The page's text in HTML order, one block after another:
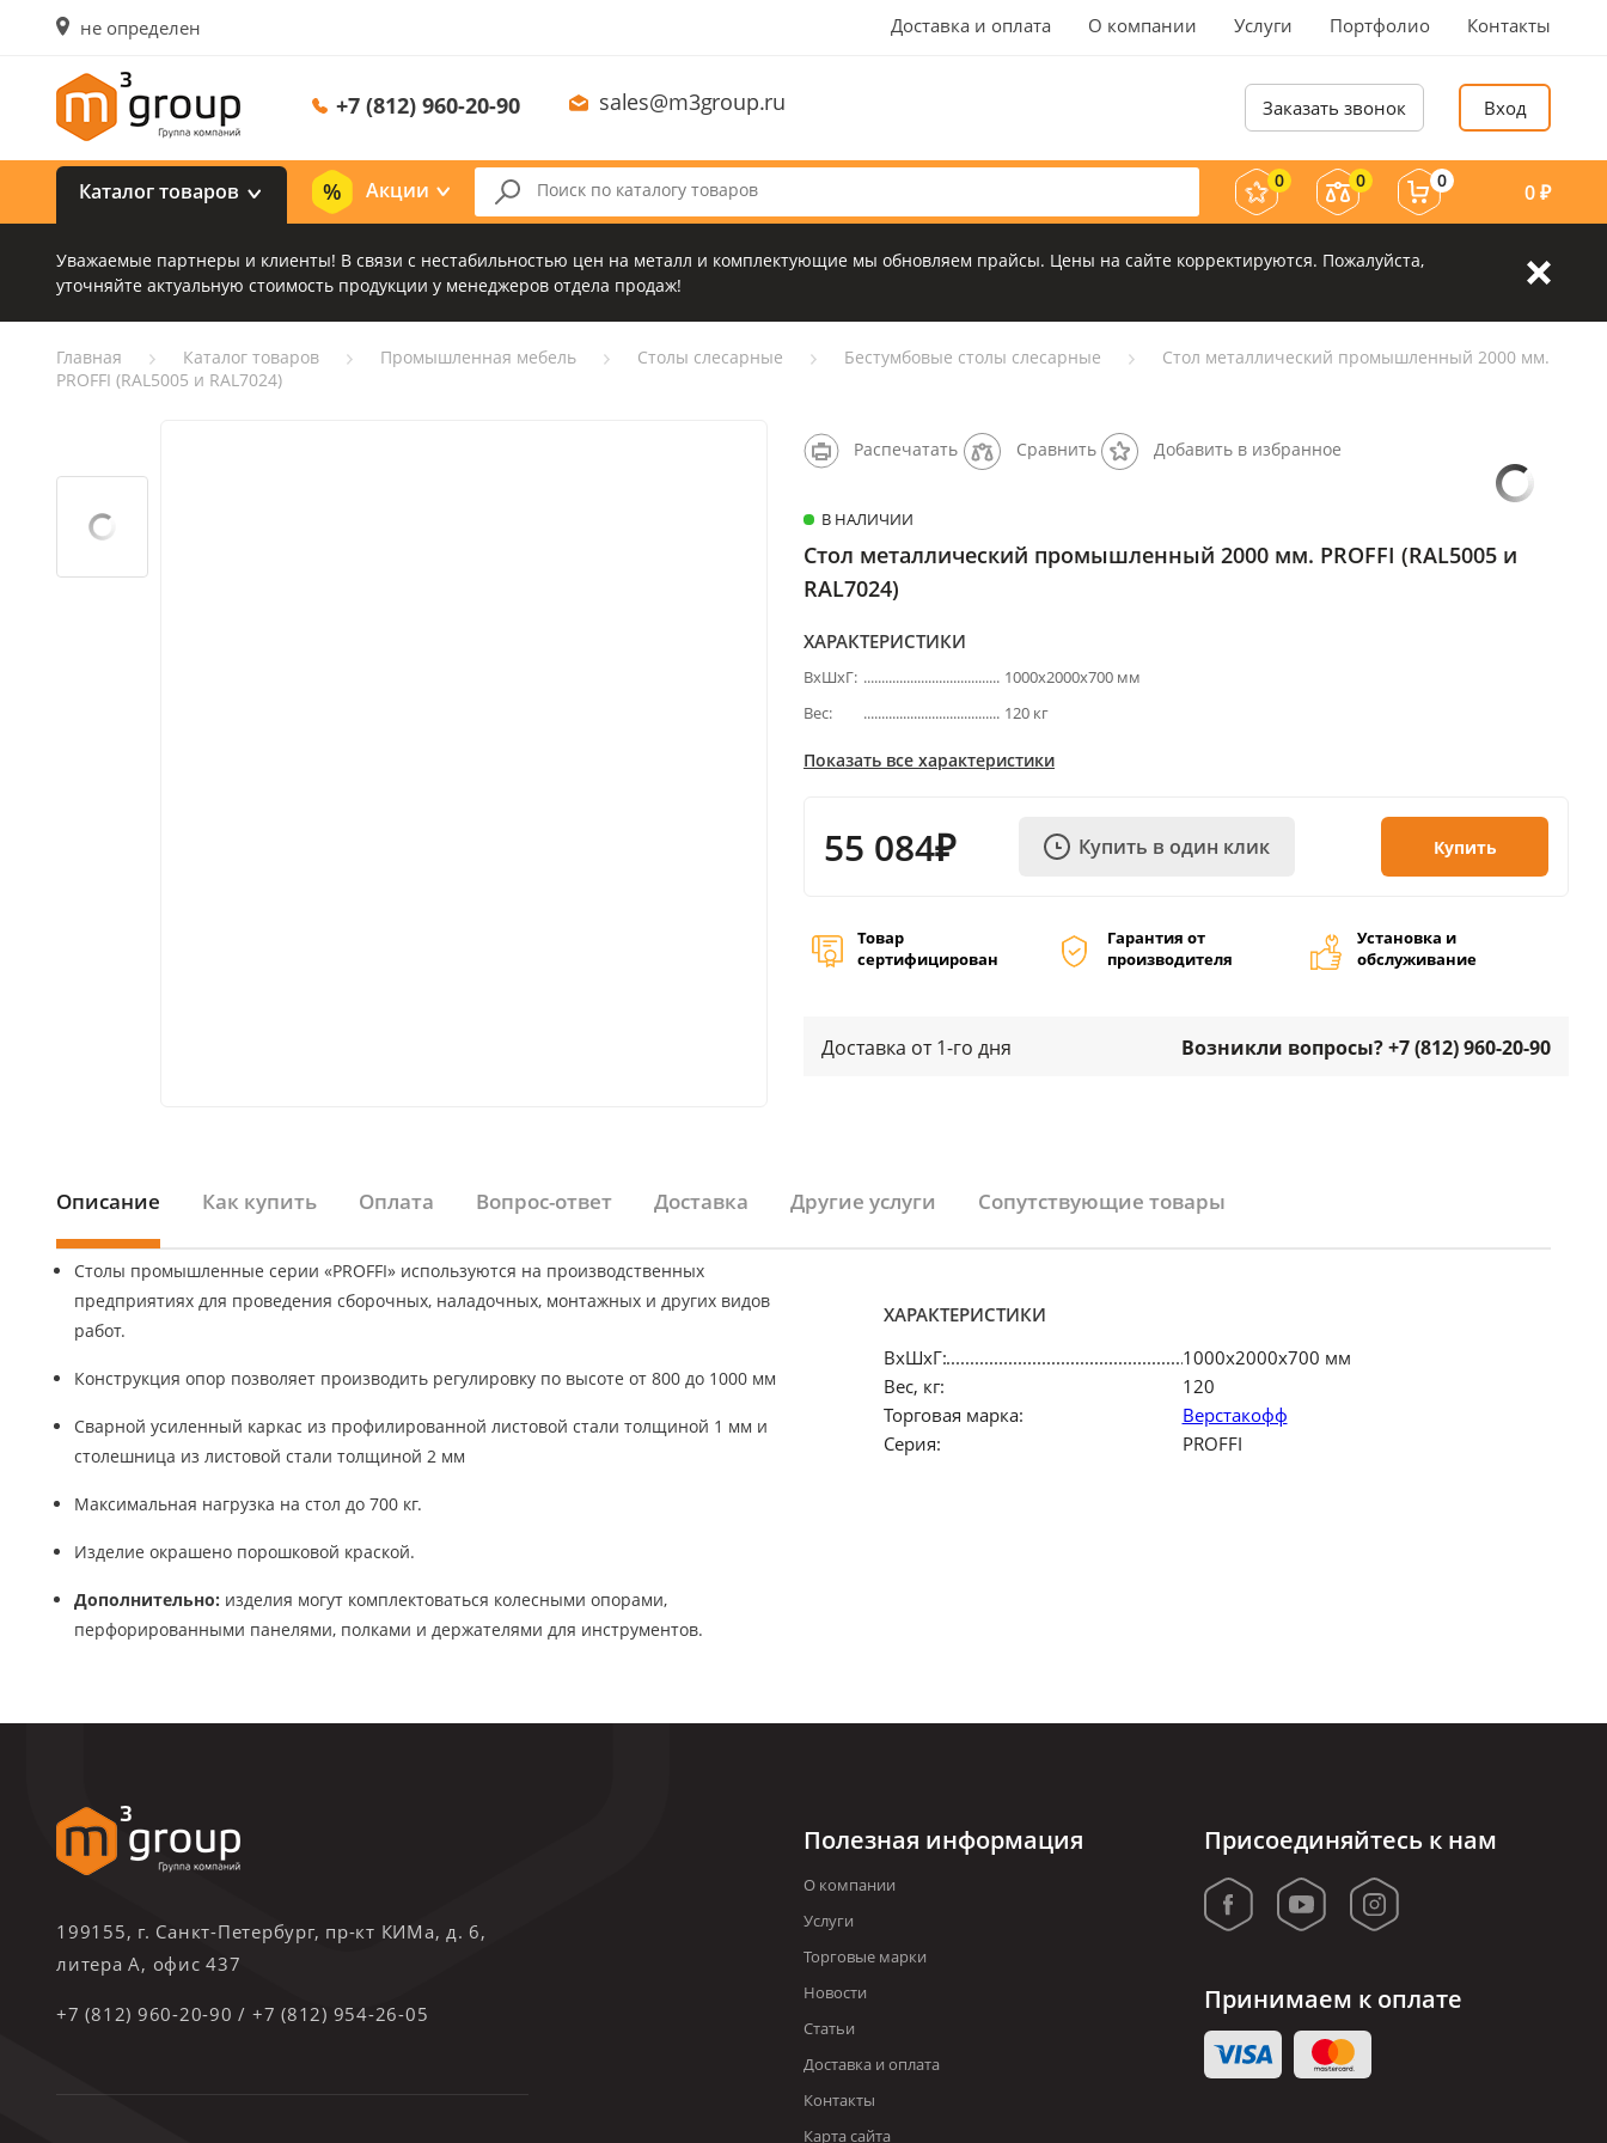
не определен Доставка и оплата О компании Услуги Портфолио Контакты
+7 (812) 960-20-90 sales@m3group.ru Заказать звонок Вход
Каталог товаров Акции 0 0 0 0₽
Уважаемые партнеры и клиенты! В связи с нестабильностью цен на металл и комплектующие мы обновляем прайсы. Цены на сайте корректируются. Пожалуйста,
уточняйте актуальную стоимость продукции у менеджеров отдела продаж!
Главная Каталог товаров Промышленная мебель Столы слесарные Бестумбовые столы слесарные
Стол металлический промышленный 2000 мм.
PROFFI (RAL5005 и RAL7024)
Распечатать Сравнить Добавить в избранное
В НАЛИЧИИ
Стол металлический промышленный 2000 мм. PROFFI (RAL5005 и
RAL7024)
ХАРАКТЕРИСТИКИ
ВхШхГ:
1000х2000х700 мм
Вес:
120 кг
Показать все характеристики
55 084₽ Купить в один клик Купить
Товар
сертифицирован
Гарантия от
производителя
Установка и
обслуживание
Доставка от 1-го дня Возникли вопросы? +7 (812) 960-20-90
Описание Как купить Оплата Вопрос-ответ Доставка Другие услуги Сопутствующие товары
Столы промышленные серии «PROFFI» используются на производственных
предприятиях для проведения сборочных, наладочных, монтажных и других видов
работ.
Конструкция опор позволяет производить регулировку по высоте от 800 до 1000 мм
Сварной усиленный каркас из профилированной листовой стали толщиной 1 мм и
столешница из листовой стали толщиной 2 мм
Максимальная нагрузка на стол до 700 кг.
Изделие окрашено порошковой краской.
Дополнительно: изделия могут комплектоваться колесными опорами,
перфорированными панелями, полками и держателями для инструментов.
ХАРАКТЕРИСТИКИ
ВхШхГ:
1000х2000х700 мм
Вес, кг:
120
Торговая марка:
Верстакофф
Серия:
PROFFI
199155, г. Санкт-Петербург, пр-кт КИМа, д. 6,
литера А, офис 437
+7 (812) 960-20-90 / +7 (812) 954-26-05
Полезная информация
О компании
Услуги
Торговые марки
Новости
Статьи
Доставка и оплата
Контакты
Карта сайта
Присоединяйтесь к нам
Принимаем к оплате